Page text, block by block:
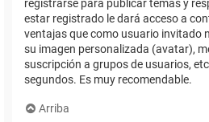
registrarse para publicar temas y
estar registrado le dará acceso a
ventajas que como usuario invitado
su imagen personalizada (avatar),
suscripción a grupos de usuarios,
segundos. Es muy recomendable.
Arriba